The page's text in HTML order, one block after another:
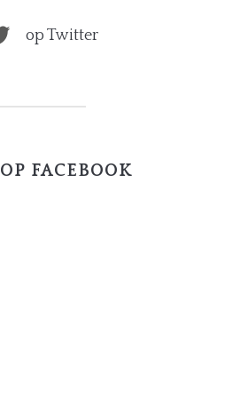
op Twitter
FACEBOOK